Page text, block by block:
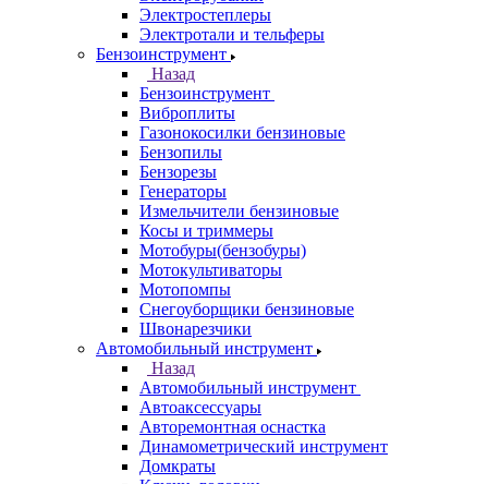
Электростеплеры
Электротали и тельферы
Бензоинструмент
Назад
Бензоинструмент
Виброплиты
Газонокосилки бензиновые
Бензопилы
Бензорезы
Генераторы
Измельчители бензиновые
Косы и триммеры
Мотобуры(бензобуры)
Мотокультиваторы
Мотопомпы
Снегоуборщики бензиновые
Швонарезчики
Автомобильный инструмент
Назад
Автомобильный инструмент
Автоаксессуары
Авторемонтная оснастка
Динамометрический инструмент
Домкраты